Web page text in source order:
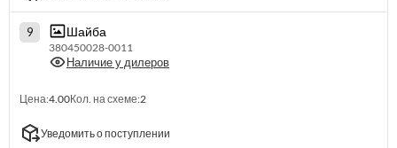
9 Шайба
380450028-0011
Наличие у дилеров
Цена:4.00Кол. на схеме:2
Уведомить о поступлении